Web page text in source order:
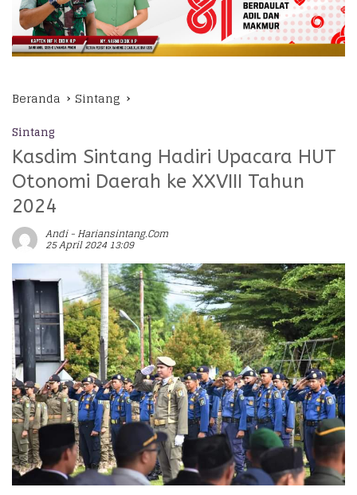
Beranda Sintang
Sintang
Kasdim Sintang Hadiri Upacara HUT
Otonomi Daerah ke XXVIII Tahun
2024
Andi - Hariansintang.com
25 April 2024 13:09